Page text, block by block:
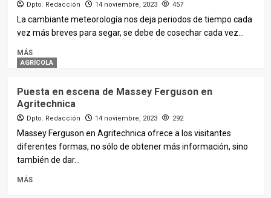
Dpto. Redacción 14 noviembre, 2023 457
La cambiante meteorología nos deja periodos de tiempo cada
vez más breves para segar, se debe de cosechar cada vez...
MÁS
AGRÍCOLA
Puesta en escena de Massey Ferguson en
Agritechnica
Dpto. Redacción 14 noviembre, 2023 292
Massey Ferguson en Agritechnica ofrece a los visitantes
diferentes formas, no sólo de obtener más información, sino
también de dar...
MÁS